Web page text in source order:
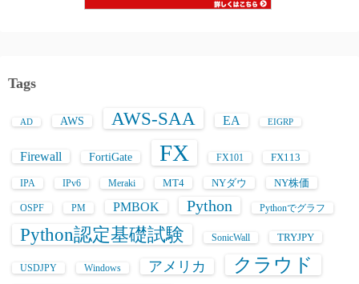
Tags
AD AWS AWS-SAA EA EIGRP
Firewall FortiGate FX FX101 FX113
IPA IPv6 Meraki MT4 NYダウ NY株価
OSPF PM PMBOK Python Pythonでグラフ
Python認定基礎試験 SonicWall TRYJPY
USDJPY Windows アメリカ クラウド